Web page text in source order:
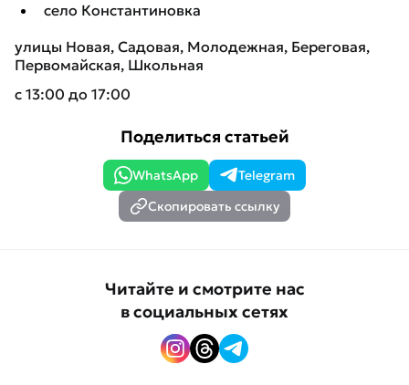
село Константиновка
улицы Новая, Садовая, Молодежная, Береговая,
Первомайская, Школьная
с 13:00 до 17:00
Поделиться статьей
WhatsApp
Telegram
Скопировать ссылку
Читайте и смотрите нас
в социальных сетях